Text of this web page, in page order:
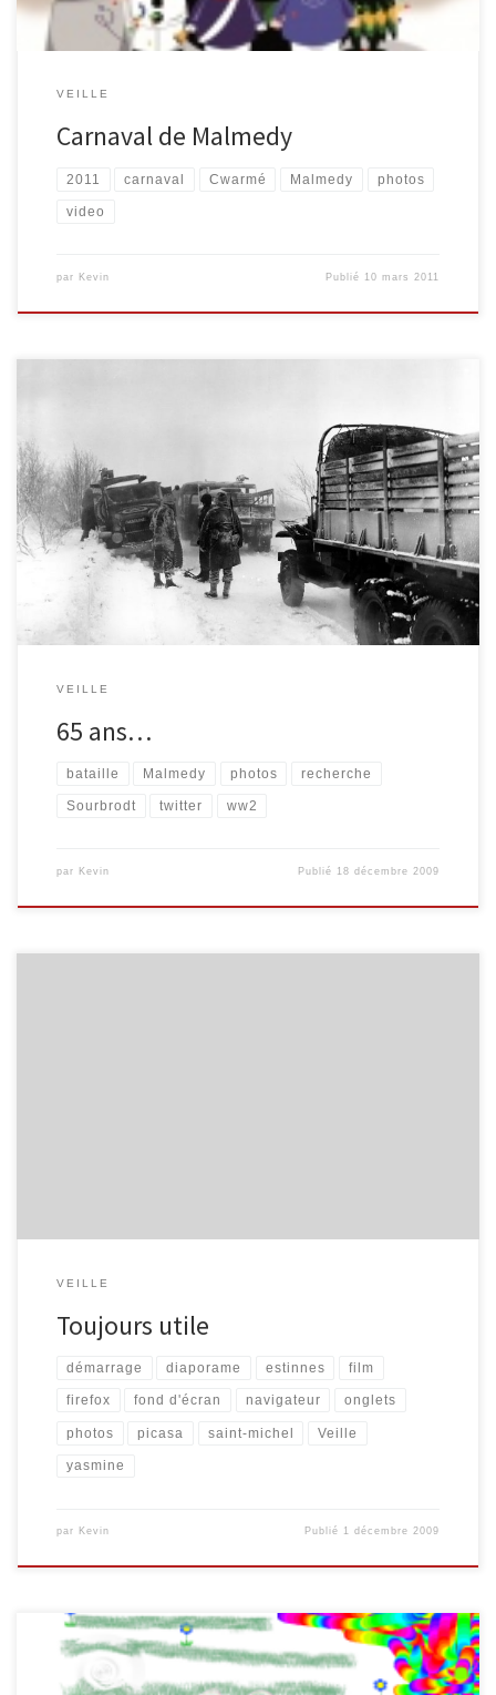
VEILLE
Carnaval de Malmedy
2011 carnaval Cwarmé Malmedy photos
video
par Kevin Publié 10 mars 2011
Une recherche récente sur Twitter a attiré mon attention. Cette
recherche permettait de retrouver les tweets parlant de
« Malmedy ». C’est ainsi que j’ai découvert, que nous fêtions les 65
ans du massacre de Malmedy. Malheureusement, les sites vers
lesquels j’ai été renvoyés étaient tous anglophones. J’ai
néanmoins pu trouver une […]
VEILLE
65 ans…
bataille Malmedy photos recherche
Sourbrodt twitter ww2
par Kevin Publié 18 décembre 2009
VEILLE
Toujours utile
démarrage diaporame estinnes film
firefox fond d'écran navigateur onglets
photos picasa saint-michel Veille
yasmine
par Kevin Publié 1 décembre 2009